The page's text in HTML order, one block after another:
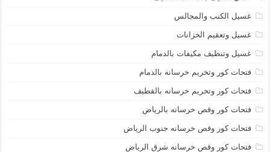
غسيل الكنب والمجالس
غسيل وتعقيم الخزانات
غسيل وتنظيف مكيفات بالدمام
فتحات كور وتخريم خرسانه بالدمام
فتحات كور وتخريم خرسانه بالقطيف
فتحات كور وقص خرسانه بالرياض
فتحات كور وقص خرسانه جنوب الرياض
فتحات كور وقص خرسانه شرق الرياض